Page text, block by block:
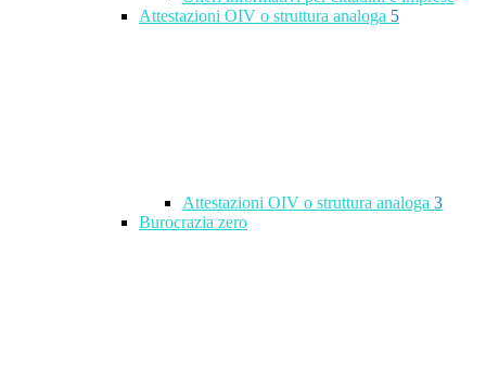
Attestazioni OIV o struttura analoga 5
Attestazioni OIV o struttura analoga 3
Burocrazia zero